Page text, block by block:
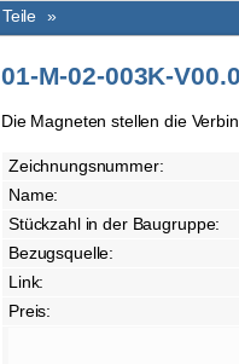
Teile »
01-M-02-003K-
Die Magneten stellen die
Zeichnungsnummer:
Name:
Stückzahl in der Baugruppe:
Bezugsquelle:
Link:
Preis: